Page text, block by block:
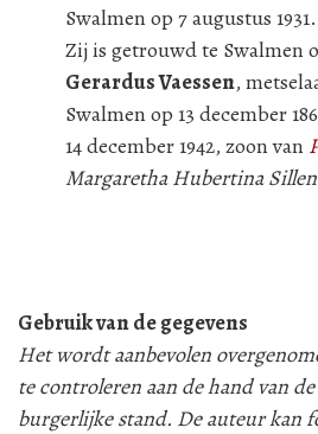
Swalmen op 7 augustus 1931.
Zij is getrouwd te Swalmen
Gerardus Vaessen,
Swalmen op 13 december
14 december 1942, zoon van
Margaretha Hubertina Sillen
Gebruik van de gegevens
Het wordt aanbevolen
te controleren aan de hand van
burgerlijke stand. De auteur kan